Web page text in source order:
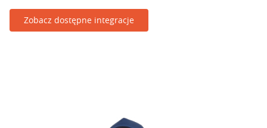
Zobacz dostępne integracje